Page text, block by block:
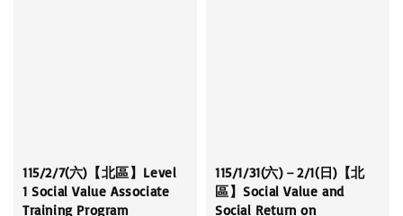
115/2/7(六)【北區】Level
1 Social Value Associate
Training Program
115/1/31(六)－2/1(日)【北
區】Social Value and
Social Return on